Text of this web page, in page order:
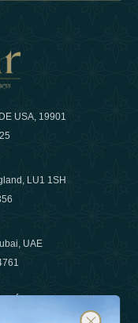
USA, 19901
LU1 1SH
UAE
dernières
restez informé